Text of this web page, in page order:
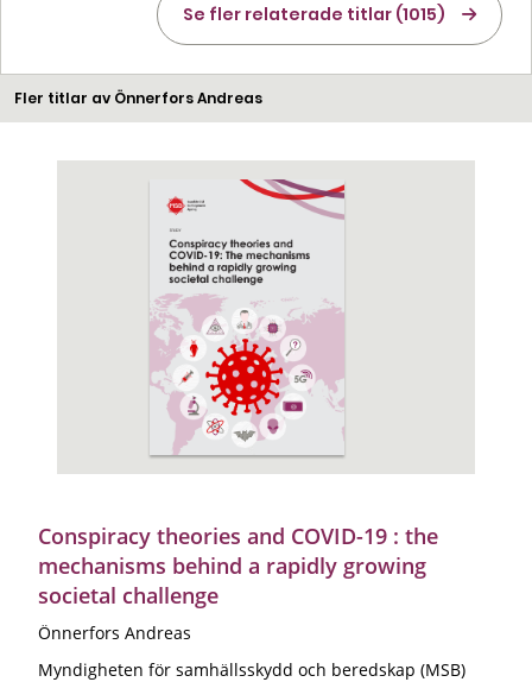
Se fler relaterade titlar (1015)
Fler titlar av Önnerfors Andreas
Conspiracy theories and COVID-19 : the
mechanisms behind a rapidly growing
societal challenge
Önnerfors Andreas
Myndigheten för samhällsskydd och beredskap (MSB)